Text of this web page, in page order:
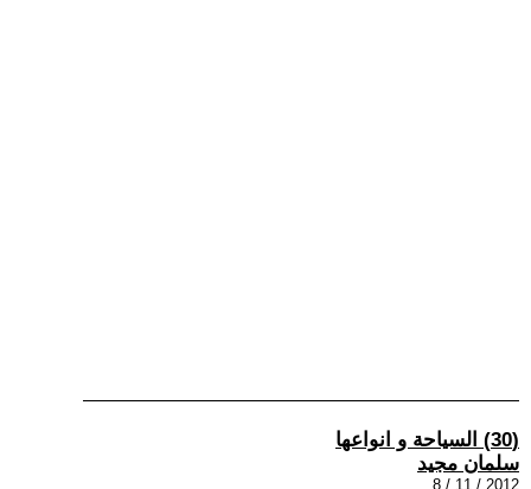
(30) السياحة و انواعها
سلمان مجيد
2012 / 11 / 8